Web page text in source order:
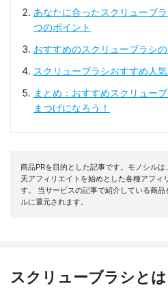
あなたに合ったスクリューブ
つのポイント
おすすめのスクリューブラシ
スクリューブラシおすすめ人
まとめ：おすすめスクリュー
まつげになろう！
商品PRを目的とした記事です。モノシル
天アフィリエイトを始めとした各種アフィ
す。 当サービスの記事で紹介している商
ルに還元されます。
スクリューブラシと